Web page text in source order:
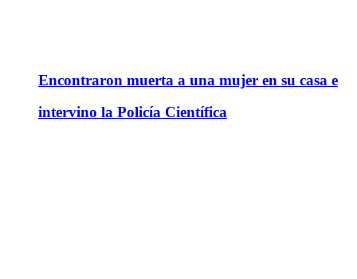
Encontraron muerta a una mujer en su casa e
intervino la Policía Científica